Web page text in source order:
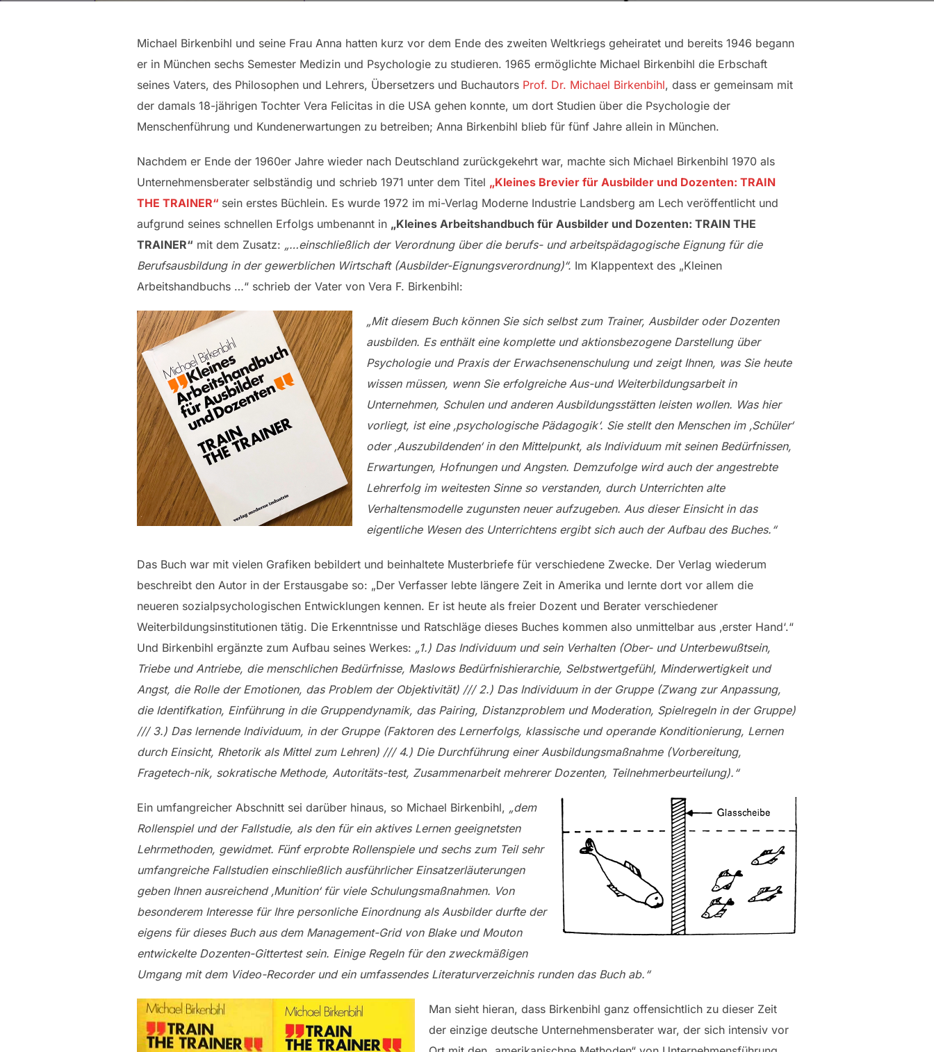
Michael Birkenbihl und seine Frau Anna hatten kurz vor dem Ende des zweiten Weltkriegs geheiratet und bereits 1946 begann
er in München sechs Semester Medizin und Psychologie zu studieren. 1965 ermöglichte Michael Birkenbihl die Erbschaft
seines Vaters, des Philosophen und Lehrers, Übersetzers und Buchautors Prof. Dr. Michael Birkenbihl, dass er gemeinsam mit
der damals 18-jährigen Tochter Vera Felicitas in die USA gehen konnte, um dort Studien über die Psychologie der
Menschenführung und Kundenerwartungen zu betreiben; Anna Birkenbihl blieb für fünf Jahre allein in München.
Nachdem er Ende der 1960er Jahre wieder nach Deutschland zurückgekehrt war, machte sich Michael Birkenbihl 1970 als
Unternehmensberater selbständig und schrieb 1971 unter dem Titel „Kleines Brevier für Ausbilder und Dozenten: TRAIN
THE TRAINER“ sein erstes Büchlein. Es wurde 1972 im mi-Verlag Moderne Industrie Landsberg am Lech veröffentlicht und
aufgrund seines schnellen Erfolgs umbenannt in „Kleines Arbeitshandbuch für Ausbilder und Dozenten: TRAIN THE
TRAINER“ mit dem Zusatz: „…einschließlich der Verordnung über die berufs- und arbeitspädagogische Eignung für die
Berufsausbildung in der gewerblichen Wirtschaft (Ausbilder-Eignungsverordnung)“. Im Klappentext des „Kleinen
Arbeitshandbuchs …“ schrieb der Vater von Vera F. Birkenbihl:
„Mit diesem Buch können Sie sich selbst zum Trainer, Ausbilder oder Dozenten
ausbilden. Es enthält eine komplette und aktionsbezogene Darstellung über
Psychologie und Praxis der Erwachsenenschulung und zeigt Ihnen, was Sie heute
wissen müssen, wenn Sie erfolgreiche Aus-und Weiterbildungsarbeit in
Unternehmen, Schulen und anderen Ausbildungsstätten leisten wollen. Was hier
vorliegt, ist eine ‚psychologische Pädagogik‘. Sie stellt den Menschen im ‚Schüler‘
oder ‚Auszubildenden‘ in den Mittelpunkt, als Individuum mit seinen Bedürfnissen,
Erwartungen, Hofnungen und Angsten. Demzufolge wird auch der angestrebte
Lehrerfolg im weitesten Sinne so verstanden, durch Unterrichten alte
Verhaltensmodelle zugunsten neuer aufzugeben. Aus dieser Einsicht in das
eigentliche Wesen des Unterrichtens ergibt sich auch der Aufbau des Buches.“
Das Buch war mit vielen Grafiken bebildert und beinhaltete Musterbriefe für verschiedene Zwecke. Der Verlag wiederum
beschreibt den Autor in der Erstausgabe so: „Der Verfasser lebte längere Zeit in Amerika und lernte dort vor allem die
neueren sozialpsychologischen Entwicklungen kennen. Er ist heute als freier Dozent und Berater verschiedener
Weiterbildungsinstitutionen tätig. Die Erkenntnisse und Ratschläge dieses Buches kommen also unmittelbar aus ‚erster Hand‘.“
Und Birkenbihl ergänzte zum Aufbau seines Werkes: „1.) Das Individuum und sein Verhalten (Ober- und Unterbewußtsein,
Triebe und Antriebe, die menschlichen Bedürfnisse, Maslows Bedürfnishierarchie, Selbstwertgefühl, Minderwertigkeit und
Angst, die Rolle der Emotionen, das Problem der Objektivität) /// 2.) Das Individuum in der Gruppe (Zwang zur Anpassung,
die Identifkation, Einführung in die Gruppendynamik, das Pairing, Distanzproblem und Moderation, Spielregeln in der Gruppe)
/// 3.) Das lernende Individuum, in der Gruppe (Faktoren des Lernerfolgs, klassische und operande Konditionierung, Lernen
durch Einsicht, Rhetorik als Mittel zum Lehren) /// 4.) Die Durchführung einer Ausbildungsmaßnahme (Vorbereitung,
Fragetech-nik, sokratische Methode, Autoritäts-test, Zusammenarbeit mehrerer Dozenten, Teilnehmerbeurteilung).“
Ein umfangreicher Abschnitt sei darüber hinaus, so Michael Birkenbihl, „dem
Rollenspiel und der Fallstudie, als den für ein aktives Lernen geeignetsten
Lehrmethoden, gewidmet. Fünf erprobte Rollenspiele und sechs zum Teil sehr
umfangreiche Fallstudien einschließlich ausführlicher Einsatzerläuterungen
geben Ihnen ausreichend ‚Munition‘ für viele Schulungsmaßnahmen. Von
besonderem Interesse für Ihre personliche Einordnung als Ausbilder durfte der
eigens für dieses Buch aus dem Management-Grid von Blake und Mouton
entwickelte Dozenten-Gittertest sein. Einige Regeln für den zweckmäßigen
Umgang mit dem Video-Recorder und ein umfassendes Literaturverzeichnis runden das Buch ab.“
Man sieht hieran, dass Birkenbihl ganz offensichtlich zu dieser Zeit
der einzige deutsche Unternehmensberater war, der sich intensiv vor